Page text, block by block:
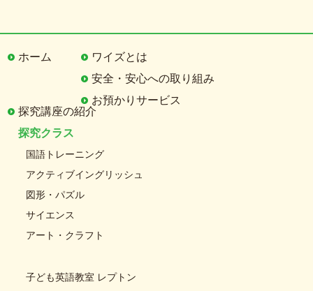
ホーム
ワイズとは
安全・安心への取り組み
お預かりサービス
探究講座の紹介
探究クラス
国語トレーニング
アクティブイングリッシュ
図形・パズル
サイエンス
アート・クラフト
子ども英語教室 レプトン